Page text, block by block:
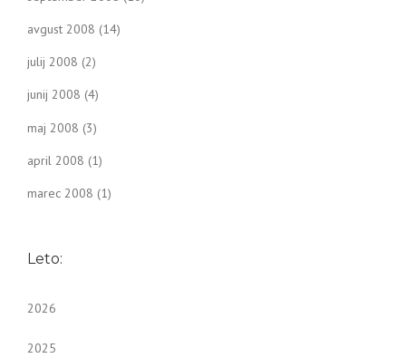
avgust 2008 (14)
julij 2008 (2)
junij 2008 (4)
maj 2008 (3)
april 2008 (1)
marec 2008 (1)
Leto:
2026
2025